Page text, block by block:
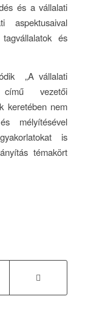
és a vállalati
aspektusaival
és
„A vállalati
című vezetői
keretében nem
mélyítésével
is
témakört